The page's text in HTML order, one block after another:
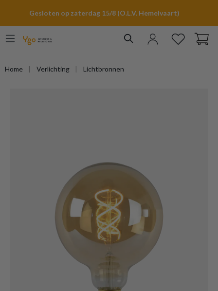
Gesloten op zaterdag 15/8 (O.L.V. Hemelvaart)
Home Verlichting Lichtbronnen